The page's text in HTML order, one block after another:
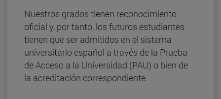
Nuestros grados tienen reconocimiento
oficial y, por tanto, los futuros estudiantes
tienen que ser admitidos en el sistema
universitario español a través de la Prueba
de Acceso a la Universidad (PAU) o bien de
la acreditación correspondiente.